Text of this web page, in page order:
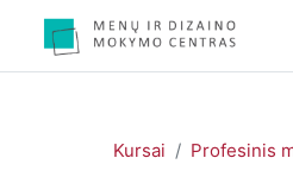
Kursai Profesinis